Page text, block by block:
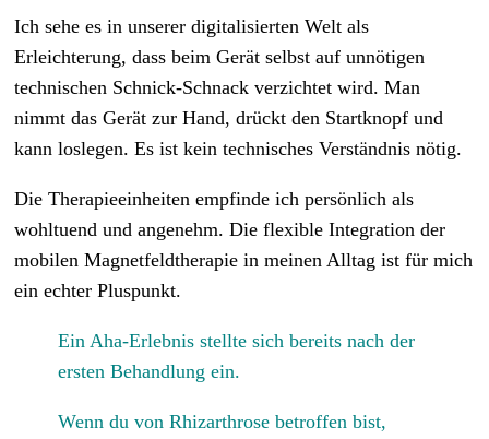
Ich sehe es in unserer digitalisierten Welt als
Erleichterung, dass beim Gerät selbst auf unnötigen
technischen Schnick-Schnack verzichtet wird. Man
nimmt das Gerät zur Hand, drückt den Startknopf und
kann loslegen. Es ist kein technisches Verständnis nötig.
Die Therapieeinheiten empfinde ich persönlich als
wohltuend und angenehm. Die flexible Integration der
mobilen Magnetfeldtherapie in meinen Alltag ist für mich
ein echter Pluspunkt.
Ein Aha-Erlebnis stellte sich bereits nach der
ersten Behandlung ein.
Wenn du von Rhizarthrose betroffen bist,